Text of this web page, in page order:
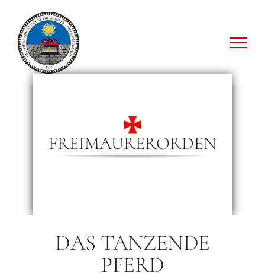
Inhalt
springen
FREIMAURERORDEN
DAS TANZENDE
PFERD